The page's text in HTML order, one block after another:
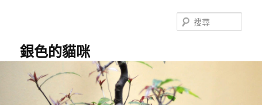
銀色的貓咪
尋